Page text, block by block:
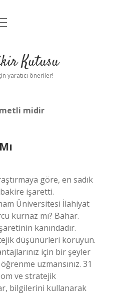
Kutusu
yaratıcı öneriler!
midir
göre, en sadık
işaretti.
Üniversitesi İlahiyat
kurnaz mı? Bahar.
kanındadır.
düşünürleri koruyun.
için bir şeyler
uzmansınız. 31
ve stratejik
bilgilerini kullanarak